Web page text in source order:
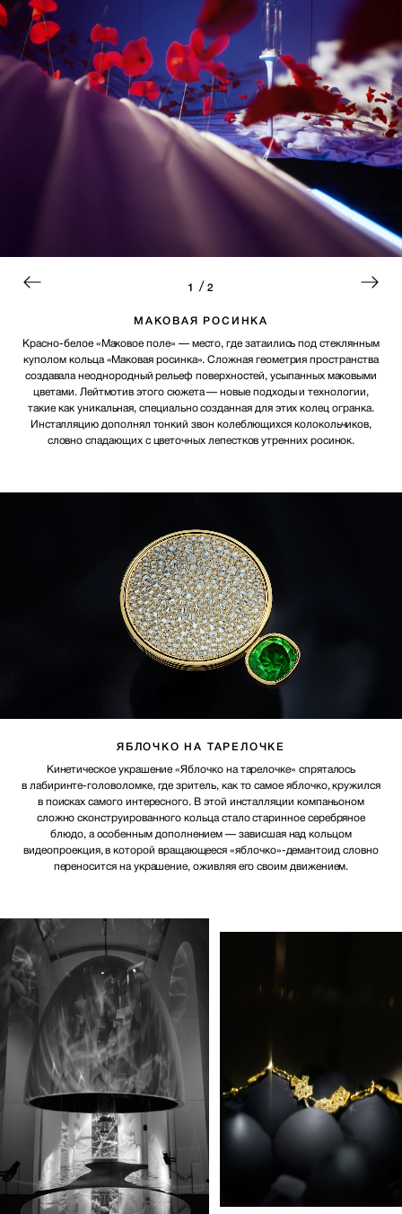
1 / 2
МАКОВАЯ РОСИНКА
Красно-белое «Маковое поле» — место, где затаились под стеклянным
куполом кольца «Маковая росинка». Сложная геометрия пространства
создавала неоднородный рельеф поверхностей, усыпанных маковыми
цветами. Лейтмотив этого сюжета — новые подходы и технологии,
такие как уникальная, специально созданная для этих колец огранка.
Инсталляцию дополнял тонкий звон колеблющихся колокольчиков,
словно спадающих с цветочных лепестков утренних росинок.
ЯБЛОЧКО НА ТАРЕЛОЧКЕ
Кинетическое украшение «Яблочко на тарелочке» спряталось
в лабиринте-головоломке, где зритель, как то самое яблочко, кружился
в поисках самого интересного. В этой инсталляции компаньоном
сложно сконструированного кольца стало старинное серебряное
блюдо, а особенным дополнением — зависшая над кольцом
видеопроекция, в которой вращающееся «яблочко»-демантоид словно
переносится на украшение, оживляя его своим движением.